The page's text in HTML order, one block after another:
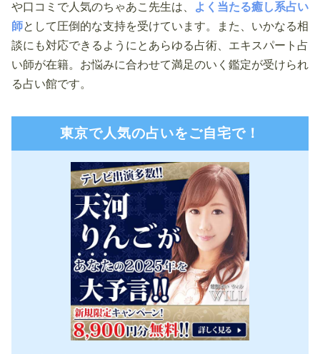
や口コミで人気のちゃあこ先生は、
よく当たる癒し系占い
師として圧倒的な支持を受けています。また、いかなる相
談にも対応できるようにとあらゆる占術、エキスパート占
い師が在籍。お悩みに合わせて満足のいく鑑定が受けられ
る占い館です。
東京で人気の占いをご自宅で！